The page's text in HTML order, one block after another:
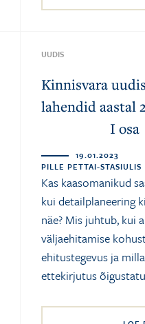
UUDIS
Kinnisvara
lahendid
I osa
19.01.2023
PILLE PETTAI-STASIULIS
Kas kaasomanikud
kui detailplaneering
näe? Mis juhtub, kui
väljaehitamise
ehitustegevus ja
ettekirjutus